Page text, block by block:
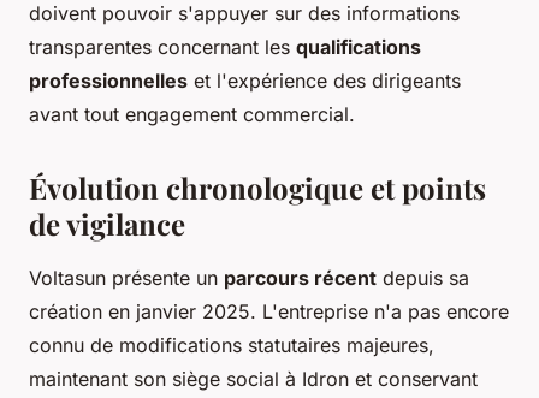
doivent pouvoir s'appuyer sur des informations
transparentes concernant les qualifications
professionnelles et l'expérience des dirigeants
avant tout engagement commercial.
Évolution chronologique et points
de vigilance
Voltasun présente un parcours récent depuis sa
création en janvier 2025. L'entreprise n'a pas encore
connu de modifications statutaires majeures,
maintenant son siège social à Idron et conservant